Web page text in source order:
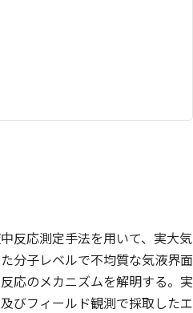
反応測定手法を用いて、実大気
分子レベルで不均質な気液界面
応のメカニズムを解明する。実
びフィールド観測で採取したエ